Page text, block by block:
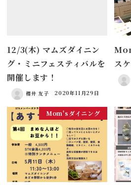
12/3(木) マムズダイニン
グ・ミニフェスティバルを
開催します！
櫻井 友子 2020年11月29日
ス
Mom'sダイニング